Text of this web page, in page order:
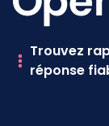
Trouvez
réponse